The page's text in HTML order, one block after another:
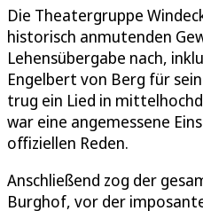
Die Theatergruppe
historisch anmutenden
Lehensübergabe nach,
Engelbert von Berg für
trug ein Lied in
war eine angemessene
offiziellen Reden.
Anschließend zog der
Burghof, vor der